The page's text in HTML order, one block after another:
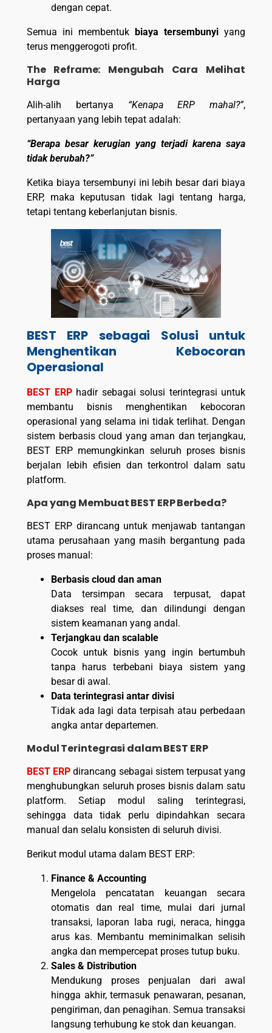
dengan cepat.
Semua ini membentuk biaya tersembunyi yang
terus menggerogoti profit.
The Reframe: Mengubah Cara Melihat
Harga
Alih-alih bertanya “Kenapa ERP mahal?”,
pertanyaan yang lebih tepat adalah:
“Berapa besar kerugian yang terjadi karena saya
tidak berubah?”
Ketika biaya tersembunyi ini lebih besar dari biaya
ERP, maka keputusan tidak lagi tentang harga,
tetapi tentang keberlanjutan bisnis.
BEST ERP sebagai Solusi untuk
Menghentikan Kebocoran
Operasional
BEST ERPhadir sebagai solusi terintegrasi untuk
membantu bisnis menghentikan kebocoran
operasional yang selama ini tidak terlihat. Dengan
sistem berbasis cloud yang aman dan terjangkau,
BEST ERP memungkinkan seluruh proses bisnis
berjalan lebih efisien dan terkontrol dalam satu
platform.
Apa yang Membuat BEST ERP Berbeda?
BEST ERP dirancang untuk menjawab tantangan
utama perusahaan yang masih bergantung pada
proses manual:
Berbasis cloud dan aman
Data tersimpan secara terpusat, dapat
diakses real time, dan dilindungi dengan
sistem keamanan yang andal.
Terjangkau dan scalable
Cocok untuk bisnis yang ingin bertumbuh
tanpa harus terbebani biaya sistem yang
besar di awal.
Data terintegrasi antar divisi
Tidak ada lagi data terpisah atau perbedaan
angka antar departemen.
Modul Terintegrasi dalam BEST ERP
BEST ERP dirancang sebagai sistem terpusat yang
menghubungkan seluruh proses bisnis dalam satu
platform. Setiap modul saling terintegrasi,
sehingga data tidak perlu dipindahkan secara
manual dan selalu konsisten di seluruh divisi.
Berikut modul utama dalam BEST ERP:
Finance & Accounting
Mengelola pencatatan keuangan secara
otomatis dan real time, mulai dari jurnal
transaksi, laporan laba rugi, neraca, hingga
arus kas. Membantu meminimalkan selisih
angka dan mempercepat proses tutup buku.
Sales & Distribution
Mendukung proses penjualan dari awal
hingga akhir, termasuk penawaran, pesanan,
pengiriman, dan penagihan. Semua transaksi
langsung terhubung ke stok dan keuangan.